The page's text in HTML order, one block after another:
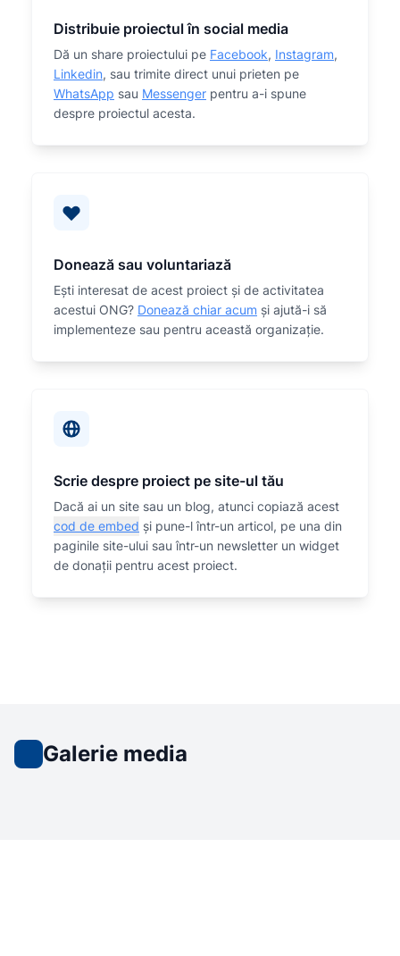
Distribuie proiectul în social media
Dă un share proiectului pe Facebook, Instagram,
Linkedin, sau trimite direct unui prieten pe
WhatsApp sau Messenger pentru a-i spune
despre proiectul acesta.
Donează sau voluntariază
Eşti interesat de acest proiect și de activitatea
acestui ONG? Donează chiar acum și ajută-i să
implementeze sau pentru această organizaţie.
Scrie despre proiect pe site-ul tău
Dacă ai un site sau un blog, atunci copiază acest
cod de embed și pune-l într-un articol, pe una din
paginile site-ului sau într-un newsletter un widget
de donații pentru acest proiect.
Galerie media